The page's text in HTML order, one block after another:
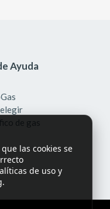
Ayuda
de gas
las cookies se
de uso y